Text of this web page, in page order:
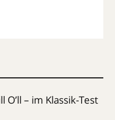
O’ll – im Klassik-Test